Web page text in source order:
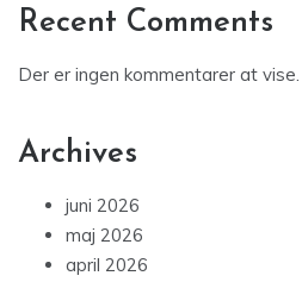
Recent Comments
Der er ingen kommentarer at vise.
Archives
juni 2026
maj 2026
april 2026